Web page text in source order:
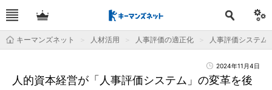
キーマンズネット 人材活用 人事評価の適正化 人事評価システム
2024年11月4日
人的資本経営が「人事評価システム」の変革を後